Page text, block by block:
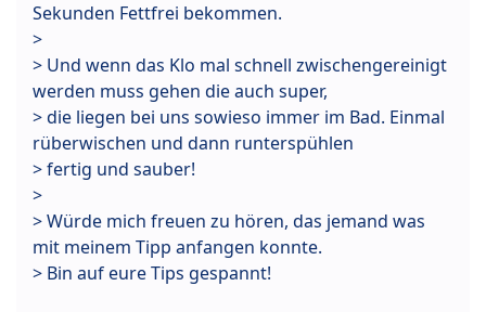
Sekunden Fettfrei bekommen.
>
> Und wenn das Klo mal schnell zwischengereinigt
werden muss gehen die auch super,
> die liegen bei uns sowieso immer im Bad. Einmal
rüberwischen und dann runterspühlen
> fertig und sauber!
>
> Würde mich freuen zu hören, das jemand was
mit meinem Tipp anfangen konnte.
> Bin auf eure Tips gespannt!